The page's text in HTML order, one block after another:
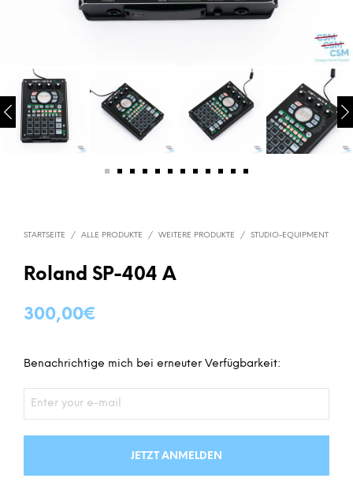
STARTSEITE / ALLE PRODUKTE / WEITERE PRODUKTE / STUDIO-EQUIPMENT
Roland SP-404 A
300,00€
Benachrichtige mich bei erneuter Verfügbarkeit:
JETZT ANMELDEN